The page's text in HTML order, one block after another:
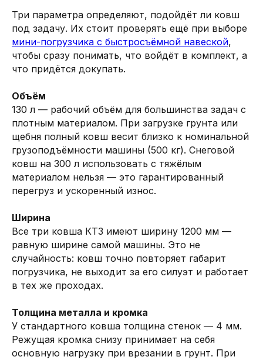
Три параметра определяют, подойдёт ли ковш
под задачу. Их стоит проверять ещё при выборе
мини-погрузчика с быстросъёмной навеской,
чтобы сразу понимать, что войдёт в комплект, а
что придётся докупать.
Объём
130 л — рабочий объём для большинства задач с
плотным материалом. При загрузке грунта или
щебня полный ковш весит близко к номинальной
грузоподъёмности машины (500 кг). Снеговой
ковш на 300 л использовать с тяжёлым
материалом нельзя — это гарантированный
перегруз и ускоренный износ.
Ширина
Все три ковша КТЗ имеют ширину 1200 мм —
равную ширине самой машины. Это не
случайность: ковш точно повторяет габарит
погрузчика, не выходит за его силуэт и работает
в тех же проходах.
Толщина металла и кромка
У стандартного ковша толщина стенок — 4 мм.
Режущая кромка снизу принимает на себя
основную нагрузку при врезании в грунт. При